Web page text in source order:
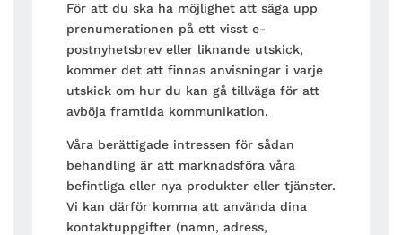
För att du ska ha möjlighet att säga upp
prenumerationen på ett visst e-
postnyhetsbrev eller liknande utskick,
kommer det att finnas anvisningar i varje
utskick om hur du kan gå tillväga för att
avböja framtida kommunikation.
Våra berättigade intressen för sådan
behandling är att marknadsföra våra
befintliga eller nya produkter eller tjänster.
Vi kan därför komma att använda dina
kontaktuppgifter (namn, adress,